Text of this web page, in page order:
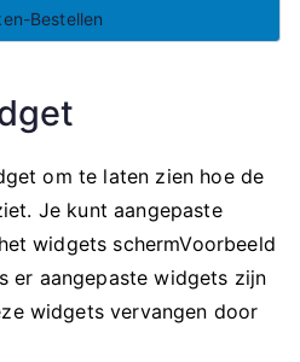
Bestellen
om te laten zien hoe de
Je kunt aangepaste
widgets schermVoorbeeld
er aangepaste widgets zijn
widgets vervangen door